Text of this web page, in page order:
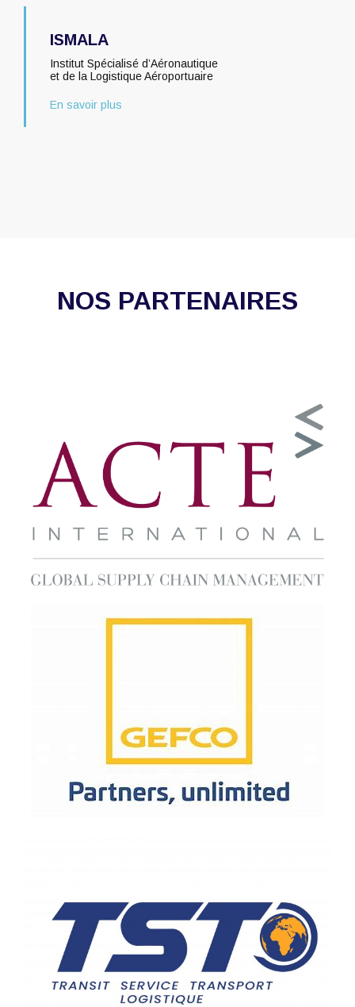
ISMALA
Institut Spécialisé d’Aéronautique
et de la Logistique Aéroportuaire
En savoir plus
NOS PARTENAIRES